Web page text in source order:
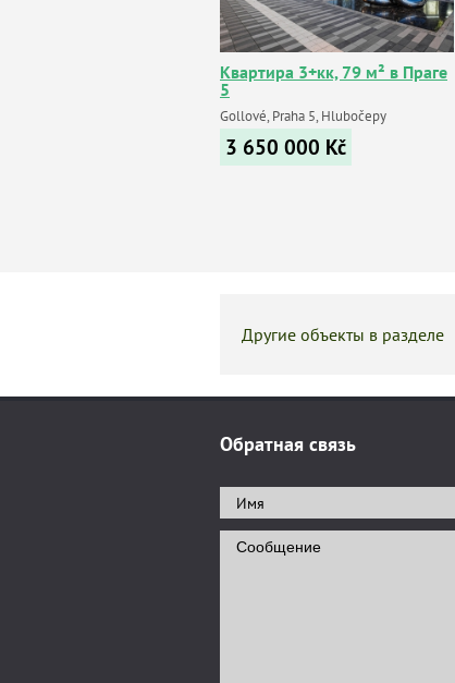
Квартира 3+кк, 79 м² в Праге
5
Gollové, Praha 5, Hlubočepy
3 650 000 Kč
Другие объекты в разделе
Обратная связь